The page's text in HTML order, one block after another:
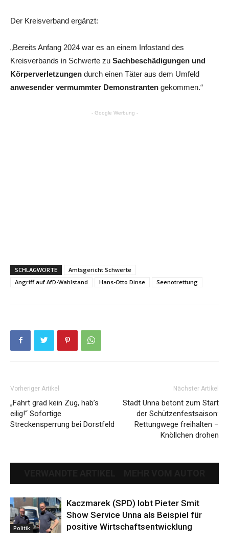
Der Kreisverband ergänzt:
„Bereits Anfang 2024 war es an einem Infostand des
Kreisverbands in Schwerte zu Sachbeschädigungen und
Körperverletzungen durch einen Täter aus dem Umfeld
anwesender vermummter Demonstranten gekommen.“
- Google Werbung -
SCHLAGWORTE
Amtsgericht Schwerte
Angriff auf AfD-Wahlstand
Hans-Otto Dinse Seenotrettung
Vorheriger Artikel
„Fährt grad kein Zug, hab’s
eilig!“ Sofortige
Streckensperrung bei Dorstfeld
Nächster Artikel
Stadt Unna betont zum Start
der Schützenfestsaison:
Rettungwege freihalten –
Knöllchen drohen
Politik
Kaczmarek (SPD) lobt Pieter Smit
Show Service Unna als Beispiel für
positive Wirtschaftsentwicklung